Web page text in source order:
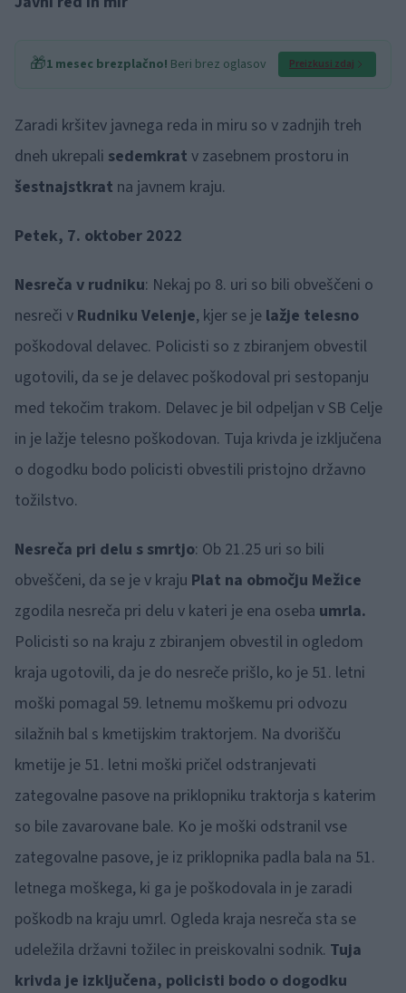
🎁1 mesec brezplačno! Beri brez oglasov Preizkusi zdaj
Zaradi kršitev javnega reda in miru so v zadnjih treh
dneh ukrepali sedemkrat v zasebnem prostoru in
šestnajstkrat na javnem kraju.
Petek, 7. oktober 2022
Nesreča v rudniku: Nekaj po 8. uri so bili obveščeni o
nesreči v Rudniku Velenje, kjer se je lažje telesno
poškodoval delavec. Policisti so z zbiranjem obvestil
ugotovili, da se je delavec poškodoval pri sestopanju
med tekočim trakom. Delavec je bil odpeljan v SB Celje
in je lažje telesno poškodovan. Tuja krivda je izključena
o dogodku bodo policisti obvestili pristojno državno
tožilstvo.
Nesreča pri delu s smrtjo: Ob 21.25 uri so bili
obveščeni, da se je v kraju Plat na območju Mežice
zgodila nesreča pri delu v kateri je ena oseba umrla.
Policisti so na kraju z zbiranjem obvestil in ogledom
kraja ugotovili, da je do nesreče prišlo, ko je 51. letni
moški pomagal 59. letnemu moškemu pri odvozu
silažnih bal s kmetijskim traktorjem. Na dvorišču
kmetije je 51. letni moški pričel odstranjevati
zategovalne pasove na priklopniku traktorja s katerim
so bile zavarovane bale. Ko je moški odstranil vse
zategovalne pasove, je iz priklopnika padla bala na 51.
letnega moškega, ki ga je poškodovala in je zaradi
poškodb na kraju umrl. Ogleda kraja nesreča sta se
udeležila državni tožilec in preiskovalni sodnik. Tuja
krivda je izključena, policisti bodo o dogodku